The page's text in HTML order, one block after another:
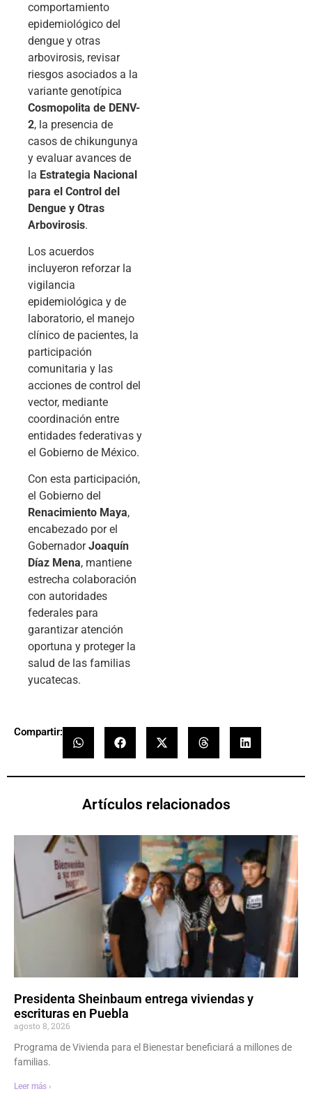
comportamiento
epidemiológico del
dengue y otras
arbovirosis, revisar
riesgos asociados a la
variante genotípica
Cosmopolita de DENV-
2, la presencia de
casos de chikungunya
y evaluar avances de
la Estrategia Nacional
para el Control del
Dengue y Otras
Arbovirosis.
Los acuerdos
incluyeron reforzar la
vigilancia
epidemiológica y de
laboratorio, el manejo
clínico de pacientes, la
participación
comunitaria y las
acciones de control del
vector, mediante
coordinación entre
entidades federativas y
el Gobierno de México.
Con esta participación,
el Gobierno del
Renacimiento Maya,
encabezado por el
GobernadorJoaquín
Díaz Mena, mantiene
estrecha colaboración
con autoridades
federales para
garantizar atención
oportuna y proteger la
salud de las familias
yucatecas.
Compartir:
Artículos relacionados
Presidenta Sheinbaum entrega viviendas y
escrituras en Puebla
agosto 8, 2026
Programa de Vivienda para el Bienestar beneficiará a millones de
familias.
Leer más ›